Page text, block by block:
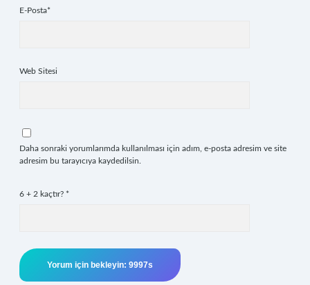
E-Posta*
Web Sitesi
Daha sonraki yorumlarımda kullanılması için adım, e-posta adresim ve site
adresim bu tarayıcıya kaydedilsin.
6 + 2 kaçtır? *